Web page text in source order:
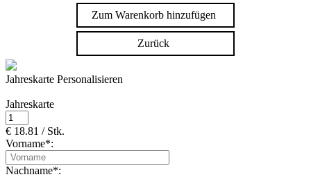
Zum Warenkorb hinzufügen
Zurück
Jahreskarte Personalisieren
Jahreskarte
€ 18.81 / Stk.
Vorname*:
Nachname*: